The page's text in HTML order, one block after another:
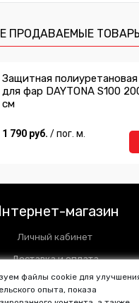
ПРОДАВАЕМЫЕ
Защитная полиуретановая
для фар DAYTONA S100
см
1 790 руб. / пог. м.
магазин
Личный кабинет
Доставка и оплата
Установочные центры
файлы cookie для
опыта, показа